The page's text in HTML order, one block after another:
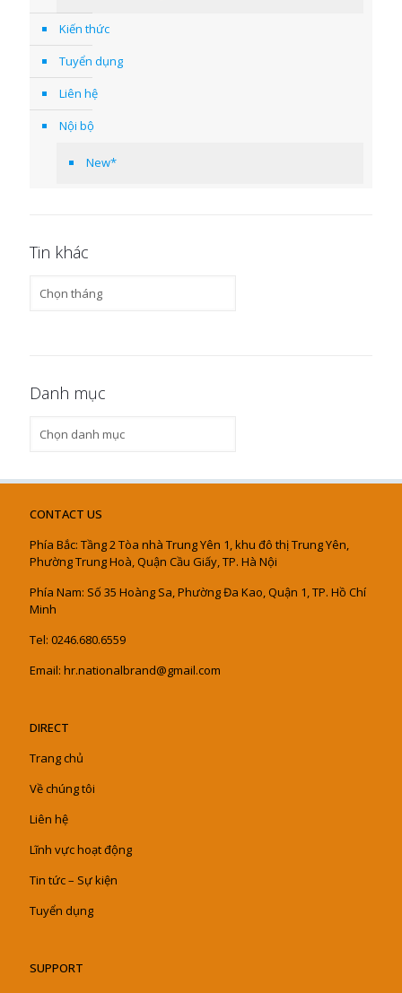
Kiến thức
Tuyển dụng
Liên hệ
Nội bộ
New*
Tin khác
khác
Danh mục
mục
CONTACT US
Phía Bắc: Tầng 2 Tòa nhà Trung Yên 1, khu đô thị Trung Yên,
Phường Trung Hoà, Quận Cầu Giấy, TP. Hà Nội
Phía Nam: Số 35 Hoàng Sa, Phường Đa Kao, Quận 1, TP. Hồ Chí
Minh
Tel: 0246.680.6559
Email: hr.nationalbrand@gmail.com
DIRECT
Trang chủ
Về chúng tôi
Liên hệ
Lĩnh vực hoạt động
Tin tức – Sự kiện
Tuyển dụng
SUPPORT